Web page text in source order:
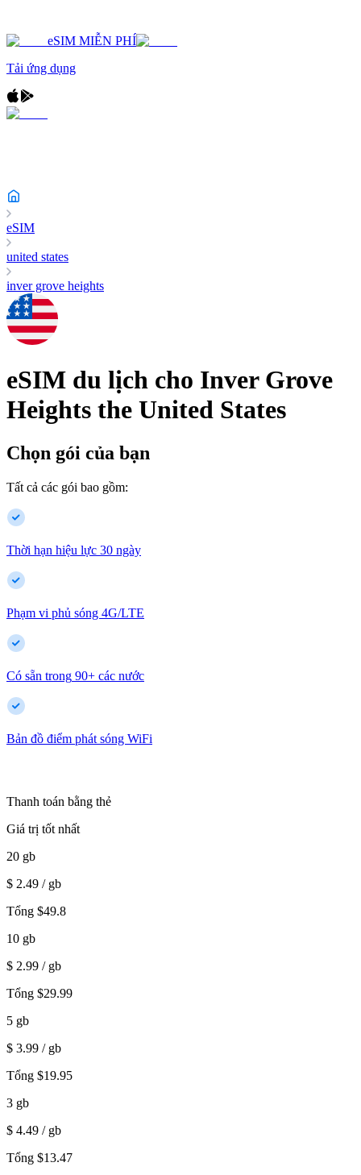
eSIM MIỄN PHÍ
Tải ứng dụng
eSIM
united states
inver grove heights
eSIM du lịch cho Inver Grove
Heights the United States
Chọn gói của bạn
Tất cả các gói bao gồm:
Thời hạn hiệu lực 30 ngày
Phạm vi phủ sóng 4G/LTE
Có sẵn trong 90+ các nước
Bản đồ điểm phát sóng WiFi
Thanh toán bằng thẻ
Giá trị tốt nhất
20 gb
$ 2.49 / gb
Tổng $49.8
10 gb
$ 2.99 / gb
Tổng $29.99
5 gb
$ 3.99 / gb
Tổng $19.95
3 gb
$ 4.49 / gb
Tổng $13.47